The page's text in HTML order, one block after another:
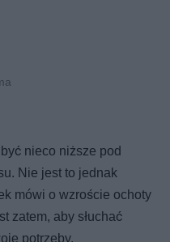
nieco niższe pod
Nie jest to jednak
mówi o wzroście ochoty
zatem, aby słuchać
potrzeby.